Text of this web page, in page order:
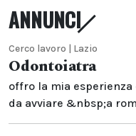
ANNUNCI
Cerco lavoro | Lazio
Odontoiatra
offro la mia
da avviare &nbsp;a